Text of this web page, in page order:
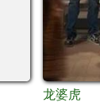
龙婆虎